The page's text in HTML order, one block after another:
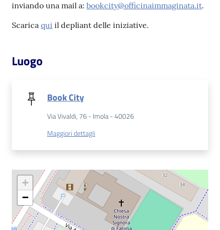
Decentrate
la
lettura
inviando una mail a: bookcity@officinaimmaginata.it.
Scarica qui il depliant delle iniziative.
Luogo
Book City
Via Vivaldi, 76 - Imola - 40026
Maggiori dettagli
+
−